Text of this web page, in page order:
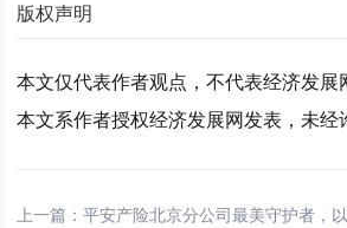
版权声明
本文仅代表作者观点，不代表经济发展
本文系作者授权经济发展网发表，未经
上一篇：平安产险北京分公司最美守护者，